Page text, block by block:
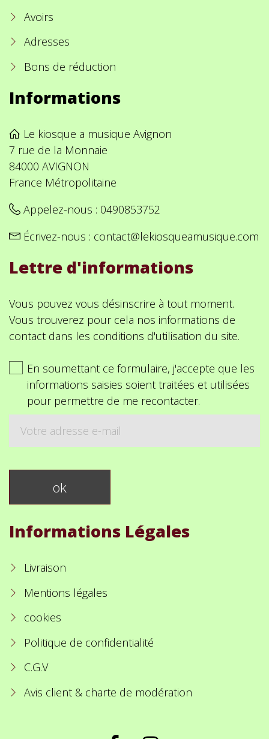
Avoirs
Adresses
Bons de réduction
Informations
Le kiosque a musique Avignon
7 rue de la Monnaie
84000 AVIGNON
France Métropolitaine
Appelez-nous : 0490853752
Écrivez-nous : contact@lekiosqueamusique.com
Lettre d'informations
Vous pouvez vous désinscrire à tout moment.
Vous trouverez pour cela nos informations de
contact dans les conditions d'utilisation du site.
En soumettant ce formulaire, j'accepte que les
informations saisies soient traitées et utilisées
pour permettre de me recontacter.
Informations Légales
Livraison
Mentions légales
cookies
Politique de confidentialité
C.G.V
Avis client & charte de modération